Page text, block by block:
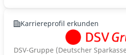
Karriereprofil erkunden
DSV-Gruppe (Deutscher